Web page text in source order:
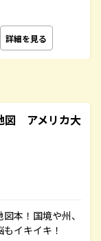
詳細を見る
図 アメリカ大
本！国境や州、
イキイキ！